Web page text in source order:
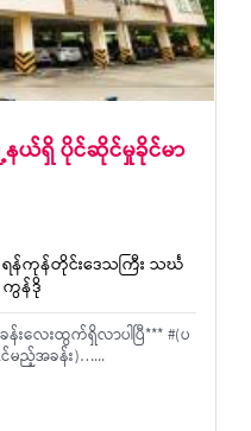
ြို့နယ်ရှိ ပိုင်ဆိုင်မှုခိုင်မာ
ါ ရန်ကုန်တိုင်းဒေသကြီး သင်္ဃ
ကွန်ဒို
ခန်းလေးထွက်ရှိလာပါပြီ*** #(ပ
ည့်အခန်း)…...